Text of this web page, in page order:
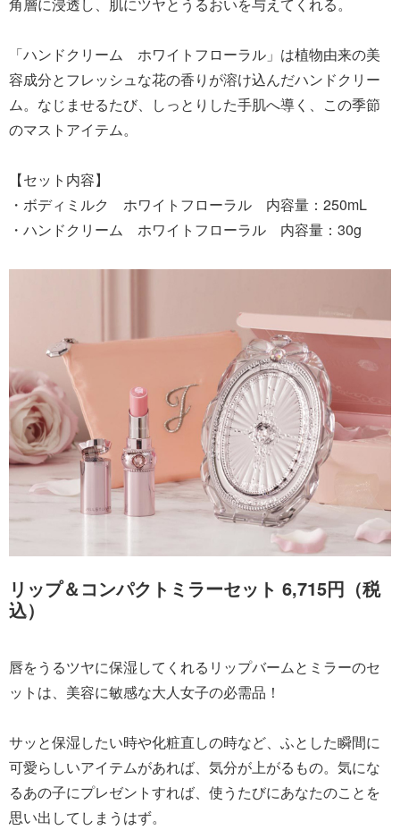
「ハンドクリーム ホワイトフローラル」は植物由来の美
容成分とフレッシュな花の香りが溶け込んだハンドクリー
ム。なじませるたび、しっとりした手肌へ導く、この季節
のマストアイテム。
【セット内容】
・ボディミルク ホワイトフローラル 内容量：250mL
・ハンドクリーム ホワイトフローラル 内容量：30g
リップ＆コンパクトミラーセット 6,715円（税
込）
唇をうるツヤに保湿してくれるリップバームとミラーのセ
ットは、美容に敏感な大人女子の必需品！
サッと保湿したい時や化粧直しの時など、ふとした瞬間に
可愛らしいアイテムがあれば、気分が上がるもの。気にな
るあの子にプレゼントすれば、使うたびにあなたのことを
思い出してしまうはず。